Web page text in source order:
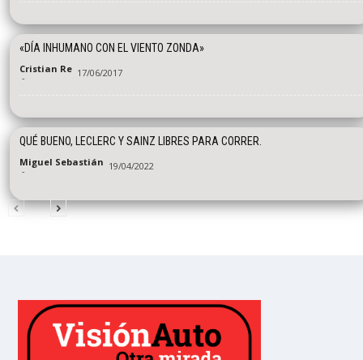
«DÍA INHUMANO CON EL VIENTO ZONDA»
Cristian Re
- 17/06/2017
QUÉ BUENO, LECLERC Y SAINZ LIBRES PARA CORRER.
Miguel Sebastián
- 19/04/2022